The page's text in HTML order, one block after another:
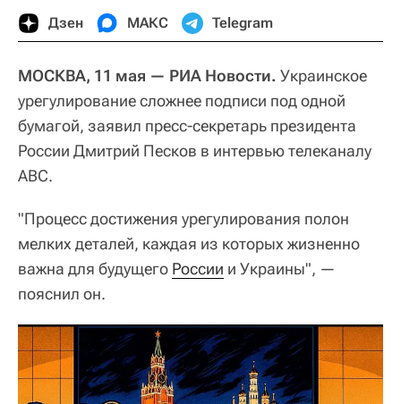
Дзен МАКС Telegram
МОСКВА, 11 мая — РИА Новости. Украинское
урегулирование сложнее подписи под одной
бумагой, заявил пресс-секретарь президента
России Дмитрий Песков в интервью телеканалу
ABC.
"Процесс достижения урегулирования полон
мелких деталей, каждая из которых жизненно
важна для будущего России и Украины", —
пояснил он.